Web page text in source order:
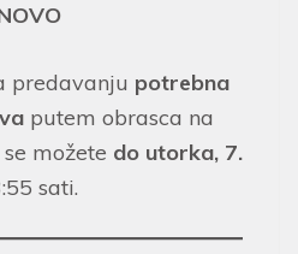
predavanju potrebna
putem obrasca na
možete do utorka, 7.
sati.